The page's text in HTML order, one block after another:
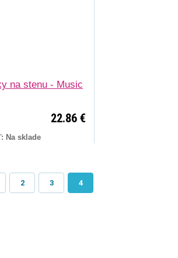
na stenu - Music
22.86 €
Na sklade
2 3 4